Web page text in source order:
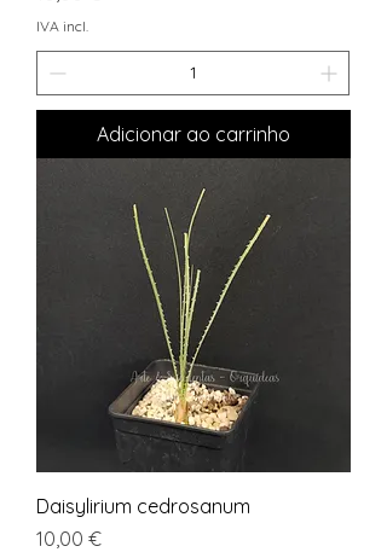
IVA incl.
Adicionar ao carrinho
Daisylirium cedrosanum
Preço
10,00 €